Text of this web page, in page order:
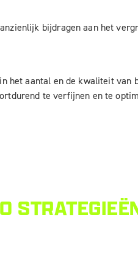
bijdragen aan het
aantal en de kwaliteit
te verfijnen en te